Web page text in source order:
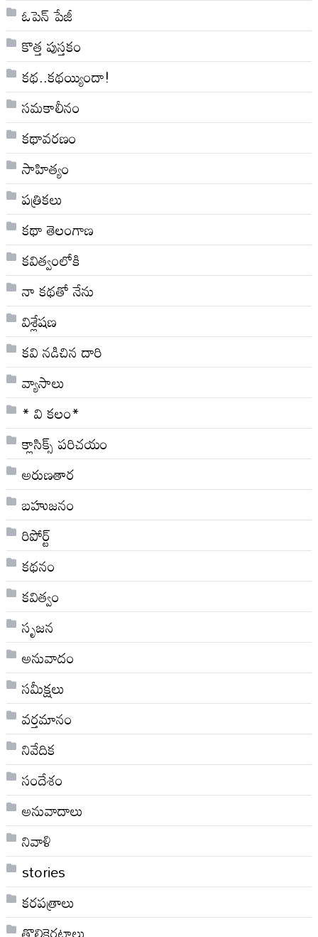
ఓపెన్ పేజీ
కొత్త పుస్తకం
కథ..కథయ్యిందా!
సమకాలీనం
కథావరణం
సాహిత్యం
పత్రికలు
కథా తెలంగాణ
కవిత్వంలోకి
నా క‌థ‌తో నేను
విశ్లేషణ
కవి నడిచిన దారి
వ్యాసాలు
* వి క‌లం*
క్లాసిక్స్ ప‌రిచ‌యం
అరుణతార
బహుజనం
రిపోర్ట్
కథనం
కవిత్వం
సృజన
అనువాదం
సమీక్షలు
వర్తమానం
నివేదిక
సందేశం
అనువాదాలు
నివాళి
stories
కరపత్రాలు